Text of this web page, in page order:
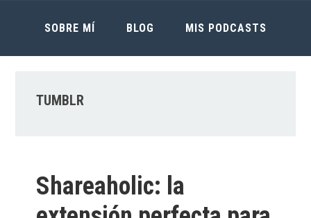
SOBRE MÍ BLOG MIS PODCASTS
TUMBLR
Shareaholic: la